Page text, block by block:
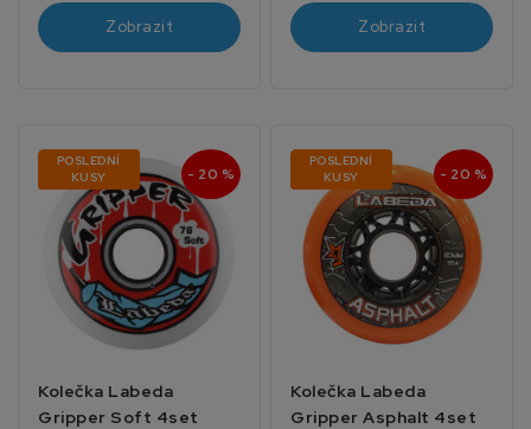
Zobrazit Zobrazit
POSLEDNÍ
KUSY
- 20 %
Kolečka Labeda
Gripper Soft 4set
POSLEDNÍ
KUSY
- 20 %
Kolečka Labeda
Gripper Asphalt 4set